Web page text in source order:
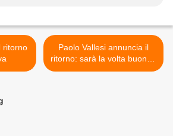
Paolo Vallesi annuncia il
ritorno: sarà la volta buona?
>